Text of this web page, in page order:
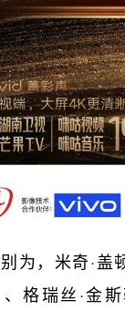
为，米奇·
、格瑞丝·金